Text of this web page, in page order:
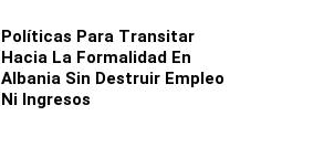
Políticas Para Transitar
Hacia La Formalidad En
Albania Sin Destruir Empleo
Ni Ingresos